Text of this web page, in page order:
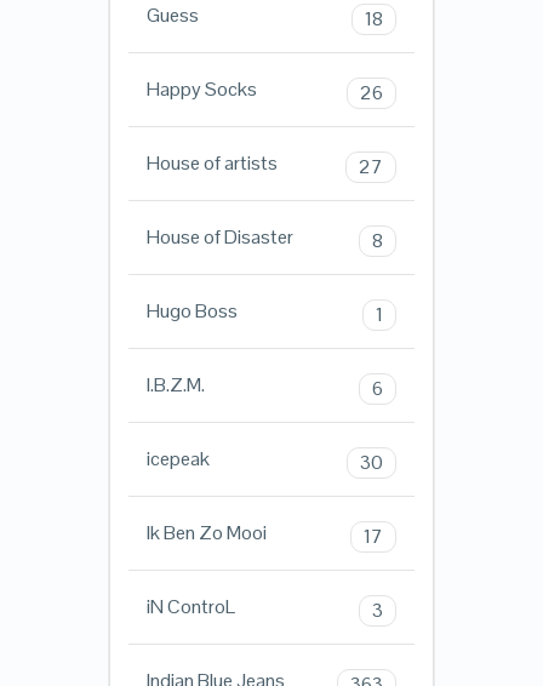
Guess 18
Happy Socks 26
House of artists 27
House of Disaster 8
Hugo Boss 1
I.B.Z.M. 6
icepeak 30
Ik Ben Zo Mooi 17
iN ControL 3